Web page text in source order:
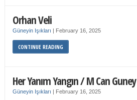
Orhan Veli
Güneyin Işıkları | February 16, 2025
CONTINUE READING
Her Yanım Yangın / M Can Guney
Güneyin Işıkları | February 16, 2025